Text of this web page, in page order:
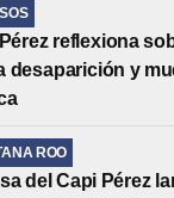
reflexiona
desaparición y
ROO
del Capi Pérez